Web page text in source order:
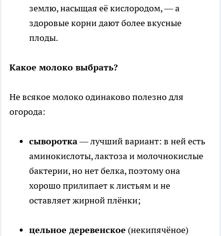
землю, насыщая её кислородом, — а
здоровые корни дают более вкусные
плоды.
Какое молоко выбрать?
Не всякое молоко одинаково полезно для
огорода:
сыворотка— лучший вариант: в ней есть
аминокислоты, лактоза и молочнокислые
бактерии, но нет белка, поэтому она
хорошо прилипает к листьям и не
оставляет жирной плёнки;
цельное деревенское (некипячёное)